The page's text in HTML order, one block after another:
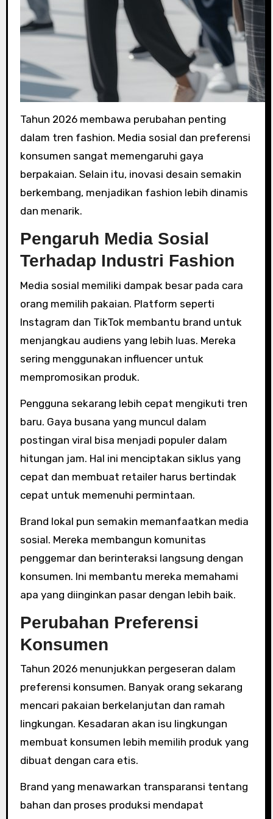
Tahun 2026 membawa perubahan penting
dalam tren fashion. Media sosial dan preferensi
konsumen sangat memengaruhi gaya
berpakaian. Selain itu, inovasi desain semakin
berkembang, menjadikan fashion lebih dinamis
dan menarik.
Pengaruh Media Sosial
Terhadap Industri Fashion
Media sosial memiliki dampak besar pada cara
orang memilih pakaian. Platform seperti
Instagram dan TikTok membantu brand untuk
menjangkau audiens yang lebih luas. Mereka
sering menggunakan influencer untuk
mempromosikan produk.
Pengguna sekarang lebih cepat mengikuti tren
baru. Gaya busana yang muncul dalam
postingan viral bisa menjadi populer dalam
hitungan jam. Hal ini menciptakan siklus yang
cepat dan membuat retailer harus bertindak
cepat untuk memenuhi permintaan.
Brand lokal pun semakin memanfaatkan media
sosial. Mereka membangun komunitas
penggemar dan berinteraksi langsung dengan
konsumen. Ini membantu mereka memahami
apa yang diinginkan pasar dengan lebih baik.
Perubahan Preferensi
Konsumen
Tahun 2026 menunjukkan pergeseran dalam
preferensi konsumen. Banyak orang sekarang
mencari pakaian berkelanjutan dan ramah
lingkungan. Kesadaran akan isu lingkungan
membuat konsumen lebih memilih produk yang
dibuat dengan cara etis.
Brand yang menawarkan transparansi tentang
bahan dan proses produksi mendapat